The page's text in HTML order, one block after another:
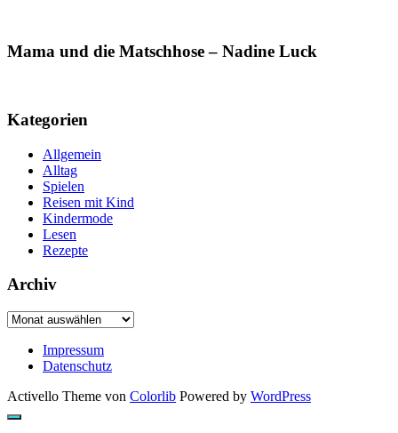
Mama und die Matschhose – Nadine Luck
Kategorien
Allgemein
Alltag
Spielen
Reisen mit Kind
Kindermode
Lesen
Rezepte
Archiv
Archiv
Impressum
Datenschutz
Activello Theme von Colorlib Powered by WordPress